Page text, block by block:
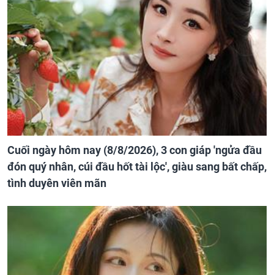
Cuối ngày hôm nay (8/8/2026), 3 con giáp 'ngửa đầu
đón quý nhân, cúi đầu hốt tài lộc', giàu sang bất chấp,
tình duyên viên mãn